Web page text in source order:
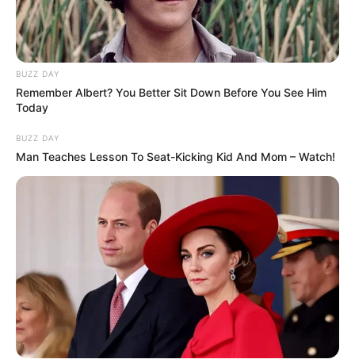
BUZZ DAY
Remember Albert? You Better Sit Down Before You See Him
Today
BUZZ DAY
Man Teaches Lesson To Seat-Kicking Kid And Mom – Watch!